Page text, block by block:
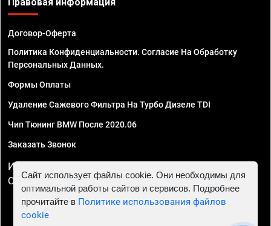
Договор-Оферта
Политика Конфиденциальности. Согласие На Обработку
Персональных Данных.
Формы Оплаты
Удаление Сажевого Фильтра На Турбо Дизеле TDI
Чип Тюнинг BMW После 2020.06
Заказать Звонок
ИП Смирнов Георгий Павлович. ИНН 781302555843,
ОГРНИП 324470400032610
Сайт использует файлы cookie. Они необходимы для
оптимальной работы сайтов и сервисов. Подробнее
прочитайте в Политике использования файлов
cookie